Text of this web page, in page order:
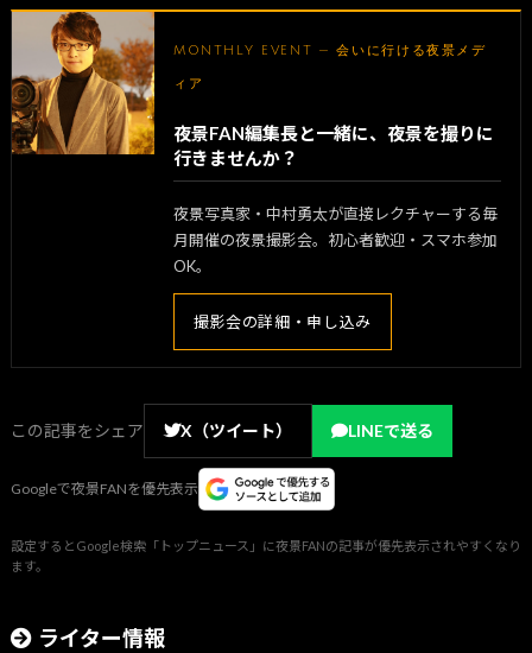
MONTHLY EVENT — 会いに行ける夜景メデ
ィア
夜景FAN編集長と一緒に、夜景を撮りに
行きませんか？
夜景写真家・中村勇太が直接レクチャーする毎
月開催の夜景撮影会。初心者歓迎・スマホ参加
OK。
撮影会の詳細・申し込み
この記事をシェア X（ツイート） LINEで送る
Googleで夜景FANを優先表示
設定するとGoogle検索「トップニュース」に夜景FANの記事が優先表示されやすくなり
ます。
ライター情報